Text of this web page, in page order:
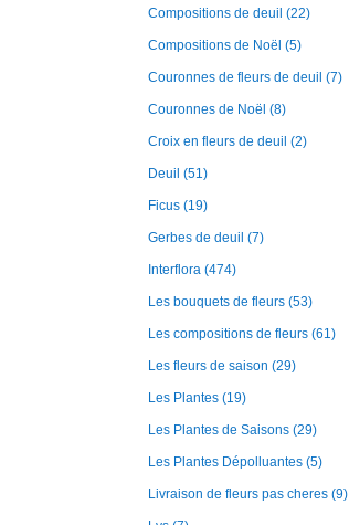
Compositions de deuil (22)
Compositions de Noël (5)
Couronnes de fleurs de deuil (7)
Couronnes de Noël (8)
Croix en fleurs de deuil (2)
Deuil (51)
Ficus (19)
Gerbes de deuil (7)
Interflora (474)
Les bouquets de fleurs (53)
Les compositions de fleurs (61)
Les fleurs de saison (29)
Les Plantes (19)
Les Plantes de Saisons (29)
Les Plantes Dépolluantes (5)
Livraison de fleurs pas cheres (9)